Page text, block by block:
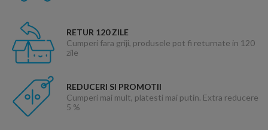
RETUR 120 ZILE
Cumperi fara griji, produsele pot fi returnate in 120
zile
REDUCERI SI PROMOTII
Cumperi mai mult, platesti mai putin. Extra reducere
5 %